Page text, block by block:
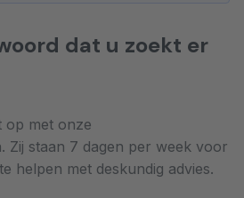
dat u zoekt er
op met onze
Zij staan 7 dagen per week voor
helpen met deskundig advies.